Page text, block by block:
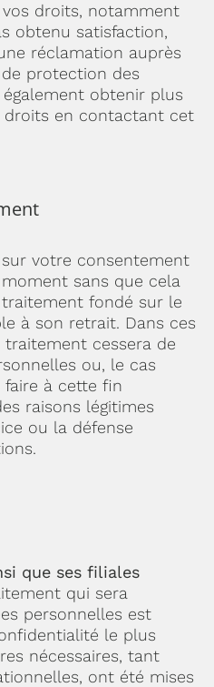
droits, notamment
obtenu satisfaction,
réclamation auprès
de protection des
également obtenir plus
droits en contactant cet
votre consentement
sans que cela
fondé sur le
à son retrait. Dans ces
cessera de
ou, le cas
faire à cette fin
raisons légitimes
ou la défense
que ses filiales
qui sera
personnelles est
le plus
nécessaires, tant
ont été mises